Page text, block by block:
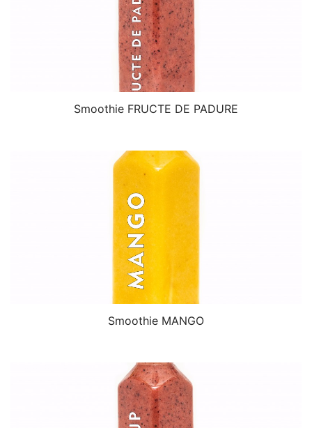
Smoothie FRUCTE DE PADURE
Smoothie MANGO